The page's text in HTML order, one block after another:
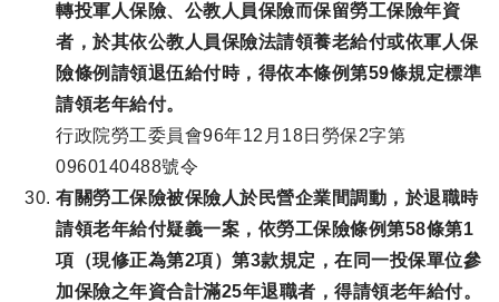
轉投軍人保險、公教人員保險而保留勞工保險年資
者，於其依公教人員保險法請領養老給付或依軍人保
險條例請領退伍給付時，得依本條例第59條規定標準
請領老年給付。
行政院勞工委員會96年12月18日勞保2字第
0960140488號令
有關勞工保險被保險人於民營企業間調動，於退職時
請領老年給付疑義一案，依勞工保險條例第58條第1
項（現修正為第2項）第3款規定，在同一投保單位參
加保險之年資合計滿25年退職者，得請領老年給付。